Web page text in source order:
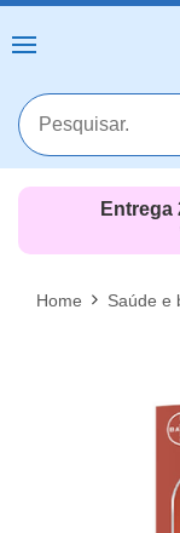
MAIS
Entrega
Home Saúde e